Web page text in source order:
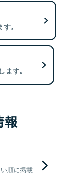
。
す。
報
順に掲載